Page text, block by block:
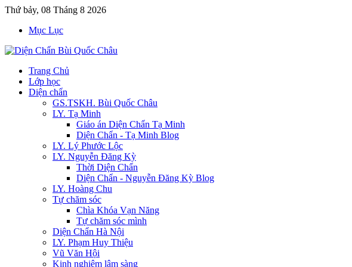
Thứ bảy, 08 Tháng 8 2026
Mục Lục
Trang Chủ
Lớp học
Diện chẩn
GS.TSKH. Bùi Quốc Châu
LY. Tạ Minh
Giáo án Diện Chẩn Tạ Minh
Diện Chẩn - Tạ Minh Blog
LY. Lý Phước Lộc
LY. Nguyễn Đăng Kỳ
Thời Diện Chẩn
Diện Chẩn - Nguyễn Đăng Kỳ Blog
LY. Hoàng Chu
Tự chăm sóc
Chìa Khóa Vạn Năng
Tự chăm sóc mình
Diện Chẩn Hà Nội
LY. Phạm Huy Thiệu
Vũ Văn Hội
Kinh nghiệm lâm sàng